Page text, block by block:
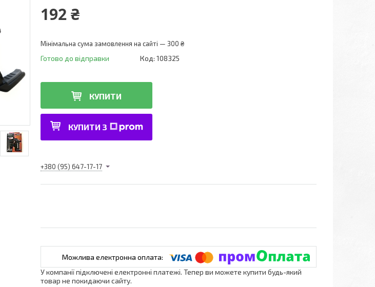
192 ₴
Мінімальна сума замовлення на сайті — 300 ₴
Готово до відправки Код: 108325
КУПИТИ
КУПИТИ З
+380 (95) 647-17-17
У компанії підключені електронні платежі. Тепер ви можете купити будь-який
товар не покидаючи сайту.